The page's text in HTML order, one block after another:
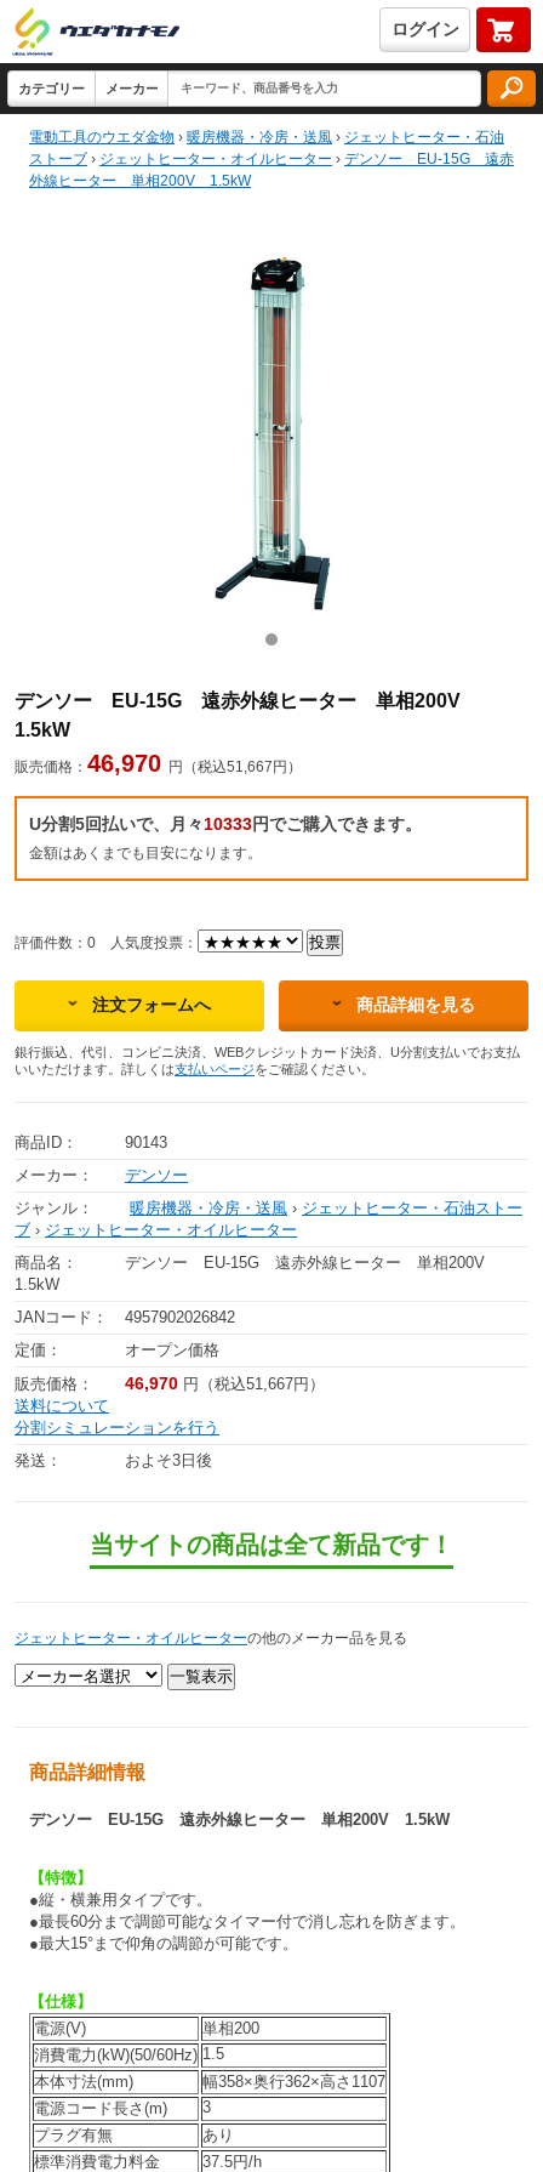
ログイン
電動工具のウエダ金物 › 暖房機器・冷房・送風 › ジェットヒーター・石油
ストーブ › ジェットヒーター・オイルヒーター › デンソー EU-15G 遠赤
外線ヒーター 単相200V 1.5kW
デンソー EU-15G 遠赤外線ヒーター 単相200V
1.5kW
販売価格： 46,970 円（税込51,667円）
U分割5回払いで、月々10333円でご購入できます。
金額はあくまでも目安になります。
評価件数：0 人気度投票：
注文フォームへ 商品詳細を見る
銀行振込、代引、コンビニ決済、WEBクレジットカード決済、U分割支払いでお支払
いいただけます。詳しくは支払いページをご確認ください。
商品ID：
90143
メーカー：
デンソー
ジャンル：
暖房機器・冷房・送風 › ジェットヒーター・石油ストー
ブ › ジェットヒーター・オイルヒーター
商品名：
デンソー EU-15G 遠赤外線ヒーター 単相200V
1.5kW
JANコード：
4957902026842
定価：
オープン価格
販売価格：
46,970 円（税込51,667円）
送料について
分割シミュレーションを行う
発送：
およそ3日後
当サイトの商品は全て新品です！
ジェットヒーター・オイルヒーターの他のメーカー品を見る
商品詳細情報
デンソー EU-15G 遠赤外線ヒーター 単相200V 1.5kW
【特徴】
●縦・横兼用タイプです。
●最長60分まで調節可能なタイマー付で消し忘れを防ぎます。
●最大15°まで仰角の調節が可能です。
【仕様】
電源(V)
単相200
消費電力(kW)(50/60Hz) 1.5
本体寸法(mm)
幅358×奥行362×高さ1107
電源コード長さ(m)
3
プラグ有無
あり
標準消費電力料金
37.5円/h